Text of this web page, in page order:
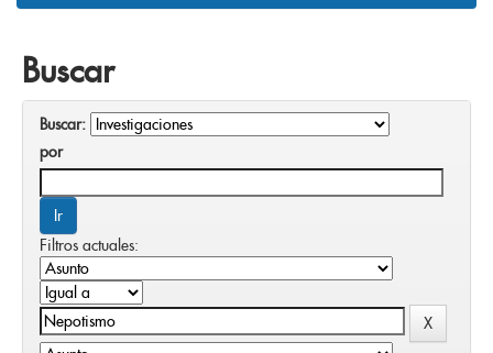
Buscar
Buscar:
por
Filtros actuales: